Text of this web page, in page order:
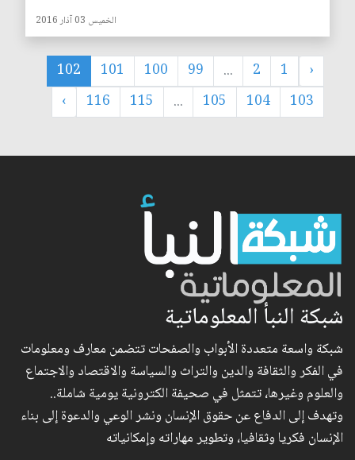
الخميس 03 آذار 2016
‹
1
2
...
99
100
101
102
103
104
105
...
115
116
›
شبكة النبأ المعلوماتية
شبكة واسعة متعددة الأبواب والصفحات تتضمن معارف ومعلومات
في الفكر والثقافة والدين والتراث والسياسة والاقتصاد والاجتماع
والعلوم وغيرها، تتمثل في صحيفة الكترونية يومية شاملة..
وتهدف إلى الدفاع عن حقوق الإنسان ونشر الوعي والدعوة إلى بناء
الإنسان فكريا وثقافيا، وتطوير مهاراته وإمكانياته